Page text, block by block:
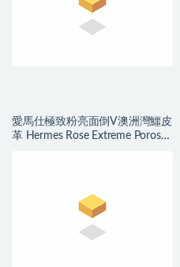
愛馬仕極致粉亮面倒V澳洲灣鱷皮
革 Hermes Rose Extreme Porosus